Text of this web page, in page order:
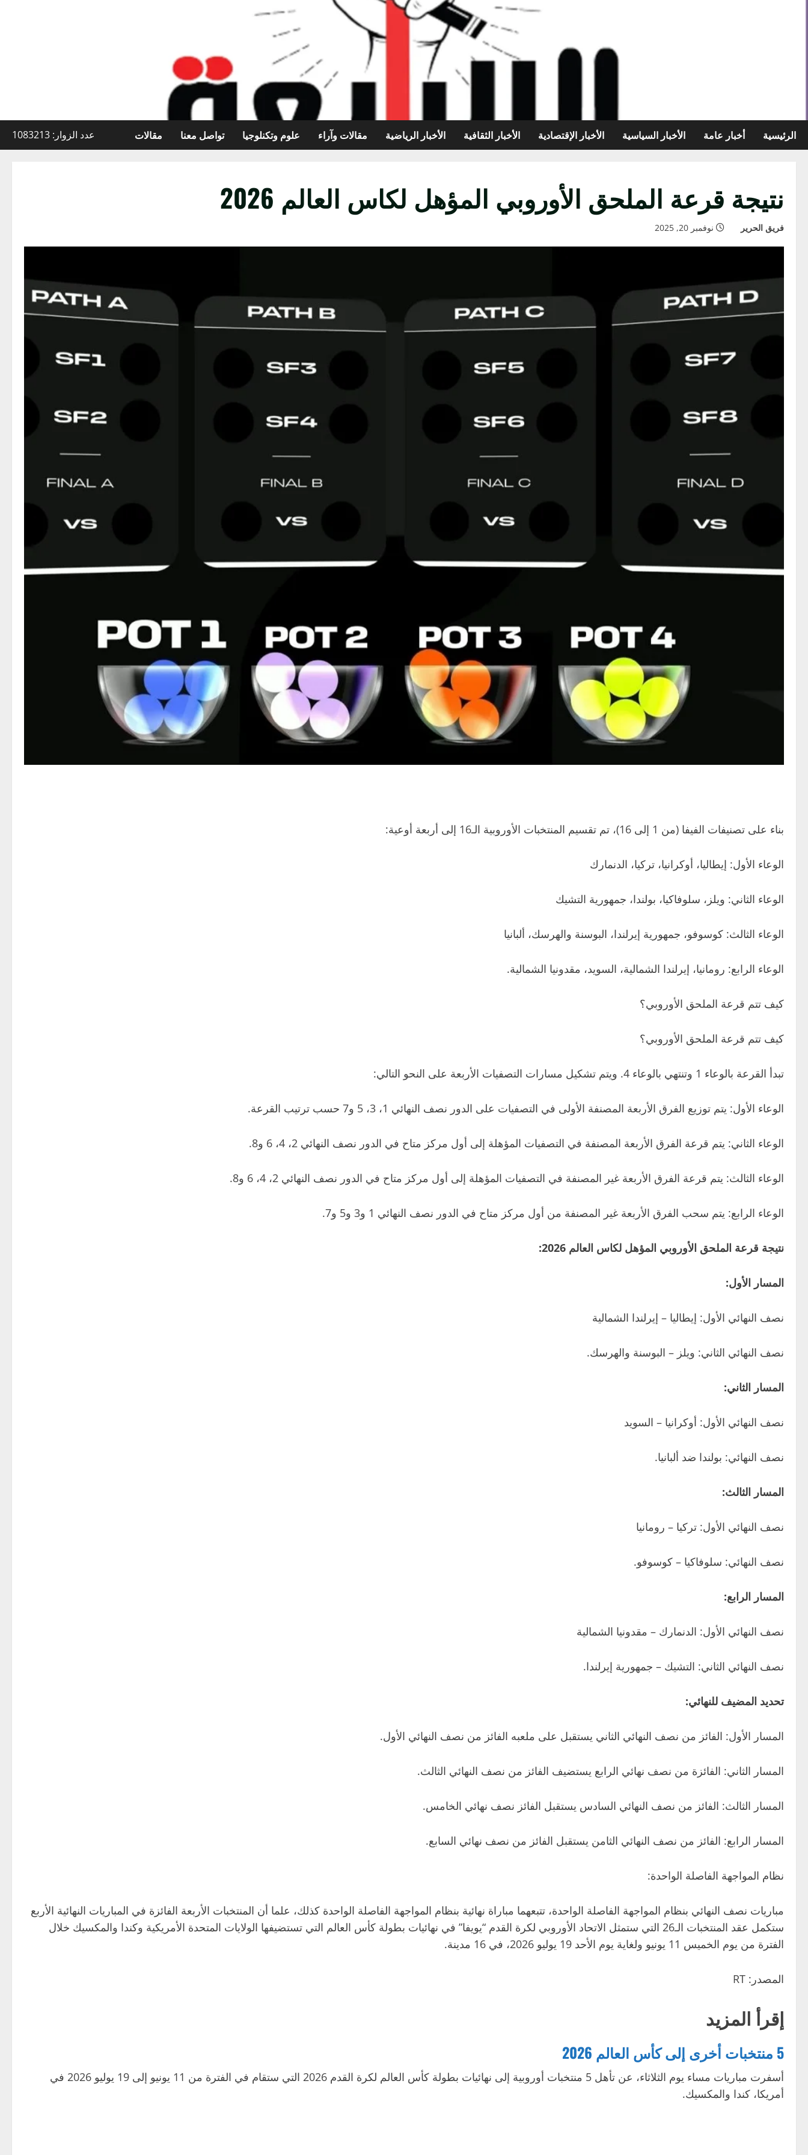
الرئيسية أخبار عامة الأخبار السياسية الأخبار الإقتصادية الأخبار الثقافية الأخبار الرياضية مقالات وآراء علوم وتكنلوجيا تواصل معنا مقالات عدد الزوار: 1083213
نتيجة قرعة الملحق الأوروبي المؤهل لكاس العالم 2026
فريق الحرير نوفمبر 20, 2025
بناء على تصنيفات الفيفا (من 1 إلى 16)، تم تقسيم المنتخبات الأوروبية الـ16 إلى أربعة أوعية:
الوعاء الأول: إيطاليا، أوكرانيا، تركيا، الدنمارك
الوعاء الثاني: ويلز، سلوفاكيا، بولندا، جمهورية التشيك
الوعاء الثالث: كوسوفو، جمهورية إيرلندا، البوسنة والهرسك، ألبانيا
الوعاء الرابع: رومانيا، إيرلندا الشمالية، السويد، مقدونيا الشمالية.
كيف تتم قرعة الملحق الأوروبي؟
كيف تتم قرعة الملحق الأوروبي؟
تبدأ القرعة بالوعاء 1 وتنتهي بالوعاء 4. ويتم تشكيل مسارات التصفيات الأربعة على النحو التالي:
الوعاء الأول: يتم توزيع الفرق الأربعة المصنفة الأولى في التصفيات على الدور نصف النهائي 1، 3، 5 و7 حسب ترتيب القرعة.
الوعاء الثاني: يتم قرعة الفرق الأربعة المصنفة في التصفيات المؤهلة إلى أول مركز متاح في الدور نصف النهائي 2، 4، 6 و8.
الوعاء الثالث: يتم قرعة الفرق الأربعة غير المصنفة في التصفيات المؤهلة إلى أول مركز متاح في الدور نصف النهائي 2، 4، 6 و8.
الوعاء الرابع: يتم سحب الفرق الأربعة غير المصنفة من أول مركز متاح في الدور نصف النهائي 1 و3 و5 و7.
نتيجة قرعة الملحق الأوروبي المؤهل لكاس العالم 2026:
المسار الأول:
نصف النهائي الأول: إيطاليا – إيرلندا الشمالية
نصف النهائي الثاني: ويلز – البوسنة والهرسك.
المسار الثاني:
نصف النهائي الأول: أوكرانيا – السويد
نصف النهائي: بولندا ضد ألبانيا.
المسار الثالث:
نصف النهائي الأول: تركيا – رومانيا
نصف النهائي: سلوفاكيا – كوسوفو.
المسار الرابع:
نصف النهائي الأول: الدنمارك – مقدونيا الشمالية
نصف النهائي الثاني: التشيك – جمهورية إيرلندا.
تحديد المضيف للنهائي:
المسار الأول: الفائز من نصف النهائي الثاني يستقبل على ملعبه الفائز من نصف النهائي الأول.
المسار الثاني: الفائزة من نصف نهائي الرابع يستضيف الفائز من نصف النهائي الثالث.
المسار الثالث: الفائز من نصف النهائي السادس يستقبل الفائز نصف نهائي الخامس.
المسار الرابع: الفائز من نصف النهائي الثامن يستقبل الفائز من نصف نهائي السابع.
نظام المواجهة الفاصلة الواحدة:
مباريات نصف النهائي بنظام المواجهة الفاصلة الواحدة، تتبعهما مباراة نهائية بنظام المواجهة الفاصلة الواحدة كذلك، علما أن المنتخبات الأربعة الفائزة في المباريات النهائية الأربع
ستكمل عقد المنتخبات الـ26 التي ستمثل الاتحاد الأوروبي لكرة القدم “يويفا” في نهائيات بطولة كأس العالم التي تستضيفها الولايات المتحدة الأمريكية وكندا والمكسيك خلال
الفترة من يوم الخميس 11 يونيو ولغاية يوم الأحد 19 يوليو 2026، في 16 مدينة.
المصدر: RT
إقرأ المزيد
5 منتخبات أخرى إلى كأس العالم 2026
أسفرت مباريات مساء يوم الثلاثاء، عن تأهل 5 منتخبات أوروبية إلى نهائيات بطولة كأس العالم لكرة القدم 2026 التي ستقام في الفترة من 11 يونيو إلى 19 يوليو 2026 في
أمريكا، كندا والمكسيك.